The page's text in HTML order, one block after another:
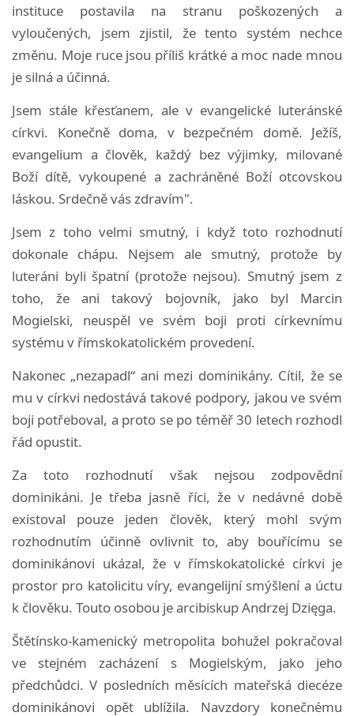
instituce postavila na stranu poškozených a
vyloučených, jsem zjistil, že tento systém nechce
změnu. Moje ruce jsou příliš krátké a moc nade mnou
je silná a účinná.
Jsem stále křesťanem, ale v evangelické luteránské
církvi. Konečně doma, v bezpečném domě. Ježíš,
evangelium a člověk, každý bez výjimky, milované
Boží dítě, vykoupené a zachráněné Boží otcovskou
láskou. Srdečně vás zdravím".
Jsem z toho velmi smutný, i když toto rozhodnutí
dokonale chápu. Nejsem ale smutný, protože by
luteráni byli špatní (protože nejsou). Smutný jsem z
toho, že ani takový bojovník, jako byl Marcin
Mogielski, neuspěl ve svém boji proti církevnímu
systému v římskokatolickém provedení.
Nakonec „nezapadl“ ani mezi dominikány. Cítil, že se
mu v církvi nedostává takové podpory, jakou ve svém
boji potřeboval, a proto se po téměř 30 letech rozhodl
řád opustit.
Za toto rozhodnutí však nejsou zodpovědní
dominikáni. Je třeba jasně říci, že v nedávné době
existoval pouze jeden člověk, který mohl svým
rozhodnutím účinně ovlivnit to, aby bouřícímu se
dominikánovi ukázal, že v římskokatolické církvi je
prostor pro katolicitu víry, evangelijní smýšlení a úctu
k člověku. Touto osobou je arcibiskup Andrzej Dzięga.
Štětínsko-kamenický metropolita bohužel pokračoval
ve stejném zacházení s Mogielským, jako jeho
předchůdci. V posledních měsících mateřská diecéze
dominikánovi opět ublížila. Navzdory konečnému